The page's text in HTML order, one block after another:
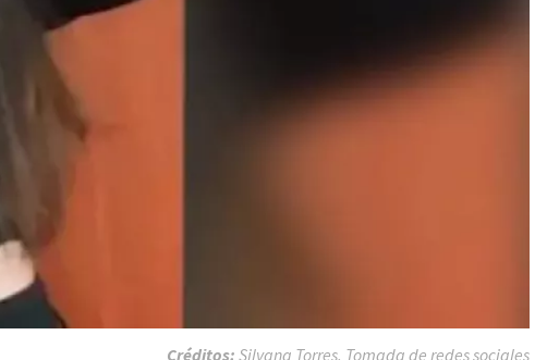
Créditos: Silvana Torres. Tomada de redes sociales